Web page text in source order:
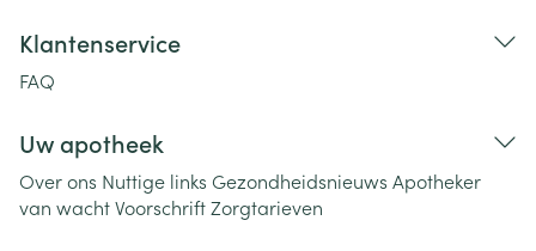
Klantenservice
FAQ
Uw apotheek
Over ons Nuttige links Gezondheidsnieuws Apotheker
van wachtVoorschriftZorgtarieven